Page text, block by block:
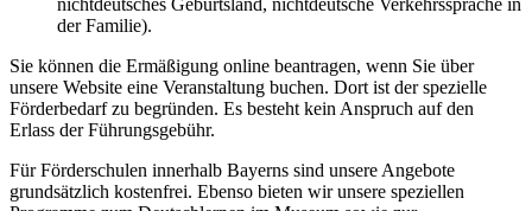
der Familie).
Sie können die Ermäßigung online beantragen, wenn Sie über
unsere Website eine Veranstaltung buchen. Dort ist der spezielle
Förderbedarf zu begründen. Es besteht kein Anspruch auf den
Erlass der Führungsgebühr.
Für Förderschulen innerhalb Bayerns sind unsere Angebote
grundsätzlich kostenfrei. Ebenso bieten wir unsere speziellen